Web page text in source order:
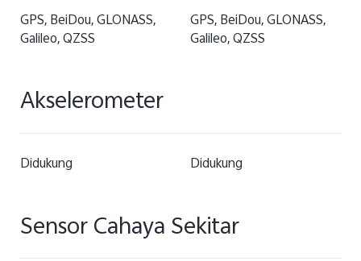
GPS, BeiDou, GLONASS,
Galileo, QZSS
GPS, BeiDou, GLONASS,
Galileo, QZSS
Akselerometer
Didukung Didukung
Sensor Cahaya Sekitar